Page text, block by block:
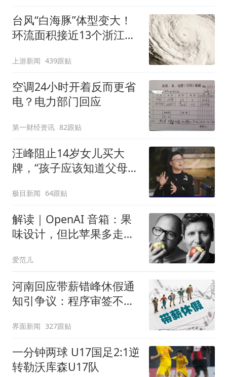
台风“白海豚”体型变大！
环流面积接近13个浙江那
上游新闻 439跟贴
空调24小时开着反而更省
电？电力部门回应
第一财经资讯 82跟贴
汪峰阻止14岁女儿买大
牌，“孩子应该知道父母的
都在淘宝
极目新闻 64跟贴
解读｜OpenAI 音箱：果
味设计，但比苹果多走一
爱范儿
河南回应带薪错峰休假通
知引争议：程序审签不规
界面新闻 327跟贴
一分钟两球 U17国足2:1逆
转勒沃库森U17队